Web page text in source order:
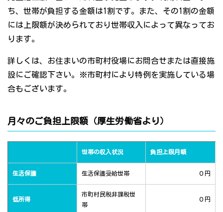
ち、世帯が負担する金額は1割です。また、その1割の金額
には上限額が決められており世帯収入によって異なってお
ります。
詳しくは、お住まいの市町村役場にお問合せまたは直接施
設にご確認下さい。※市町村により特例を実施している場
合もございます。
月々のご負担上限額（厚生労働省より）
世帯の収入状況 負担上限月額
生活保護 生活保護受給世帯 ０円
低所得
市町村民税非課税世
帯
０円